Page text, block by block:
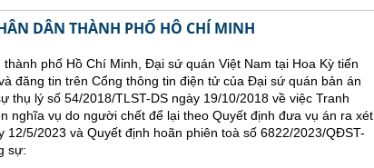
DÂN THÀNH PHỐ HÔ CHÍ MINH
phố Hồ Chí Minh, Đại sứ quán Việt Nam tại Hoa Kỳ tiến
đăng tin trên Cổng thông tin điện tử của Đại sứ quán bản án
thụ lý số 54/2018/TLST-DS ngày 19/10/2018 về việc Tranh
nghĩa vụ do người chết để lại theo Quyết định đưa vụ án ra xét
12/5/2023 và Quyết định hoãn phiên toà số 6822/2023/QĐST-
sự: